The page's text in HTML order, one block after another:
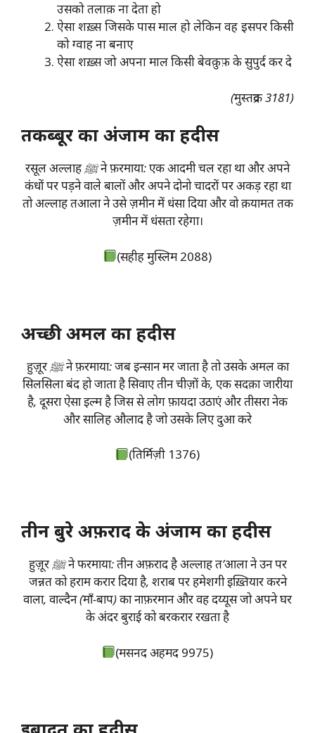
उसको तलाक़ ना देता हो
ऐसा शख़्स जिसके पास माल हो लेकिन वह इसपर किसी
को ग्वाह ना बनाए
ऐसा शख़्स जो अपना माल किसी बेवक़ुफ़ के सुपुर्द कर दे
(मुस्तद्रक 3181)
तकब्बूर का अंजाम का हदीस
रसूल अल्लाह ﷺ ने फ़रमाया: एक आदमी चल रहा था और अपने
कंधों पर पड़ने वाले बालों और अपने दोनो चादरों पर अकड़ रहा था
तो अल्लाह तआला ने उसे ज़मीन में धंसा दिया और वो क़यामत तक
ज़मीन में धंसता रहेगा।
(सहीह मुस्लिम 2088)
अच्छी अमल का हदीस
हुज़ूर ﷺ ने फ़रमाया: जब इन्सान मर जाता है तो उसके अमल का
सिलसिला बंद हो जाता है सिवाए तीन चीज़ों के, एक सदक़ा जारीया
है, दूसरा ऐसा इल्म है जिस से लोग फ़ायदा उठाएं और तीसरा नेक
और सालिह औलाद है जो उसके लिए दुआ करे
(तिर्मिज़ी 1376)
तीन बुरे अफ़राद के अंजाम का हदीस
हुज़ूर ﷺ ने फरमाया: तीन अफ़राद है अल्लाह त’आला ने उन पर
जन्नत को हराम करार दिया है, शराब पर हमेशगी इख़्तियार करने
वाला, वाल्दैन (माँ-बाप) का नाफ़रमान और वह दय्यूस जो अपने घर
के अंदर बुराई को बरकरार रखता है
(मसनद अहमद 9975)